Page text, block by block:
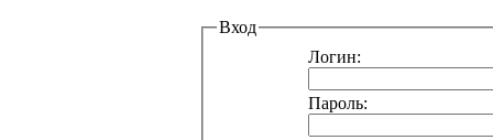
Вход
Логин:
Пароль: